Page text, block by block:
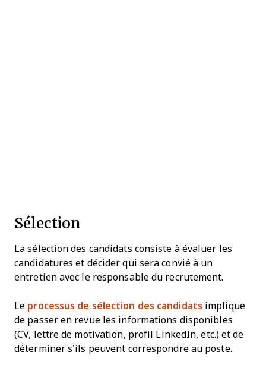
Sélection
La sélection des candidats consiste à évaluer les
candidatures et décider qui sera convié à un
entretien avec le responsable du recrutement.
Le processus de sélection des candidats implique
de passer en revue les informations disponibles
(CV, lettre de motivation, profil LinkedIn, etc.) et de
déterminer s’ils peuvent correspondre au poste.